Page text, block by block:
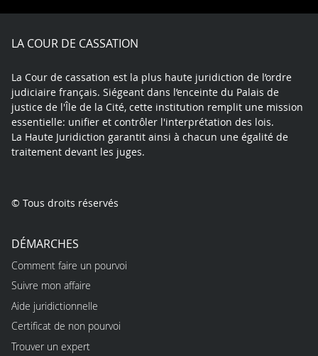
X
FacebookYoutubeLinkedInInstagram
LA COUR DE CASSATION
La Cour de cassation est la plus haute juridiction de l’ordre
judiciaire français. Siégeant dans l’enceinte du Palais de
justice de l'Île de la Cité, cette institution remplit une mission
essentielle: unifier et contrôler l'interprétation des lois.
La Haute Juridiction garantit ainsi à chacun une égalité de
traitement devant les juges.
© Tous droits réservés
DÉMARCHES
Comment faire un pourvoi
Suivre mon affaire
Aide juridictionnelle
Certificat de non pourvoi
Trouver un expert